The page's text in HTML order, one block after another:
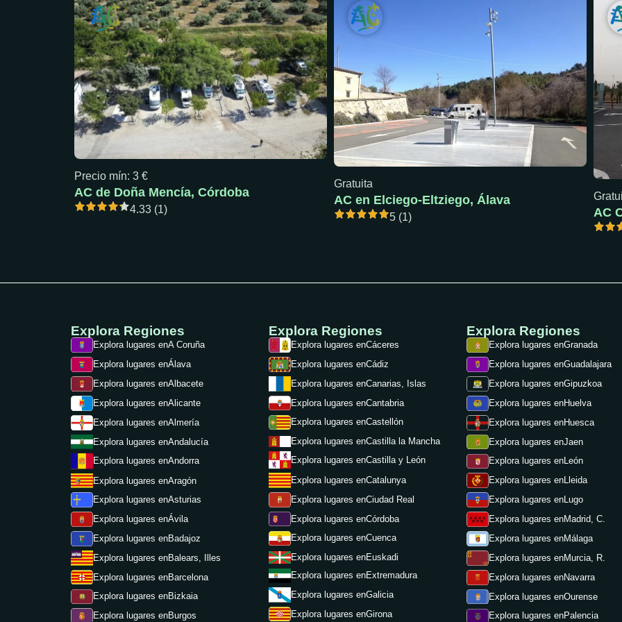
Precio mín: 3 €
AC de Doña Mencía, Córdoba
4.33 (1)
Gratuita
AC en Elciego-Eltziego, Álava
5 (1)
Explora Regiones
Explora lugares enA Coruña
Explora lugares enÁlava
Explora lugares enAlbacete
Explora lugares enAlicante
Explora lugares enAlmería
Explora lugares enAndalucía
Explora lugares enAndorra
Explora lugares enAragón
Explora lugares enAsturias
Explora lugares enÁvila
Explora lugares enBadajoz
Explora lugares enBalears, Illes
Explora lugares enBarcelona
Explora lugares enBizkaia
Explora lugares enBurgos
Explora Regiones
Explora lugares enCáceres
Explora lugares enCádiz
Explora lugares enCanarias, Islas
Explora lugares enCantabria
Explora lugares enCastellón
Explora lugares enCastilla la Mancha
Explora lugares enCastilla y León
Explora lugares enCatalunya
Explora lugares enCiudad Real
Explora lugares enCórdoba
Explora lugares enCuenca
Explora lugares enEuskadi
Explora lugares enExtremadura
Explora lugares enGalicia
Explora lugares enGirona
Explora Regiones
Explora lugares enGranada
Explora lugares enGuadalajara
Explora lugares enGipuzkoa
Explora lugares enHuelva
Explora lugares enHuesca
Explora lugares enJaen
Explora lugares enLeón
Explora lugares enLleida
Explora lugares enLugo
Explora lugares enMadrid, C.
Explora lugares enMálaga
Explora lugares enMurcia, R.
Explora lugares enNavarra
Explora lugares enOurense
Explora lugares enPalencia